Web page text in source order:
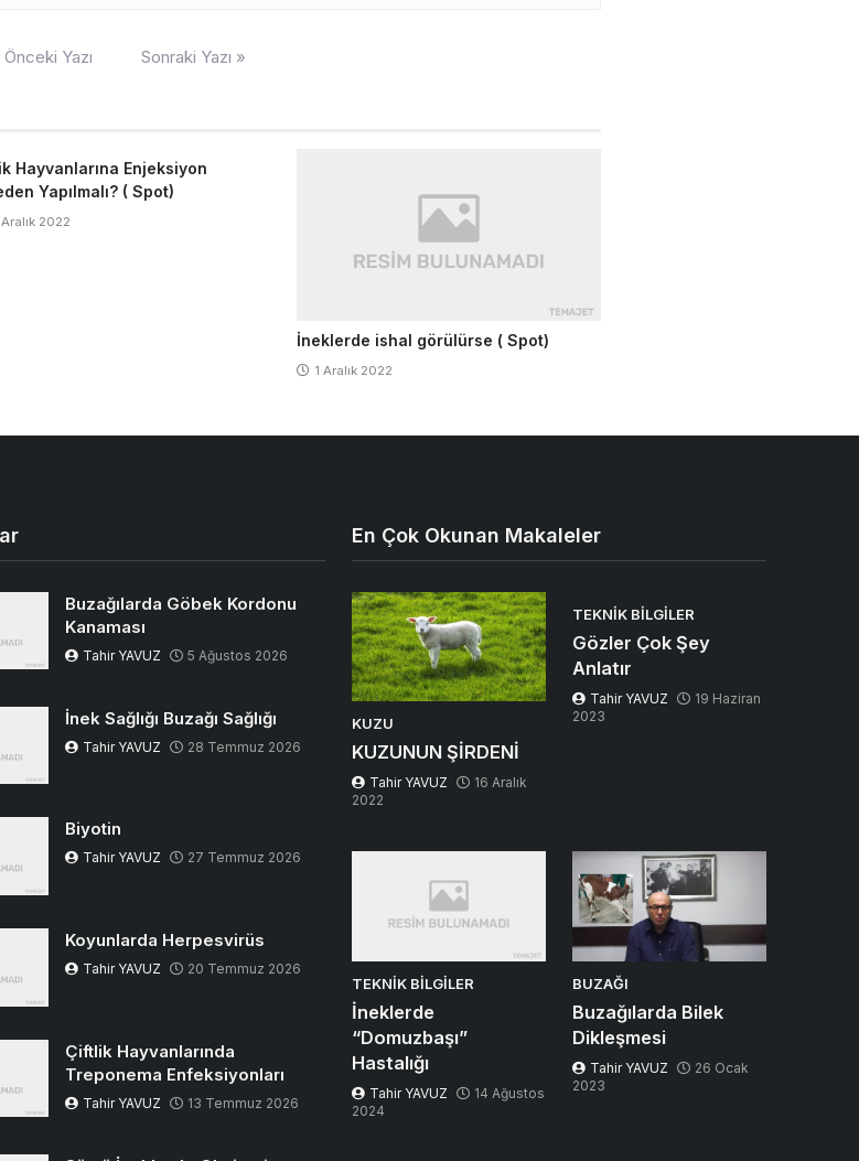
Önceki Yazı Sonraki Yazı »
Hayvanlarına Enjeksiyon
Yapılmalı? ( Spot)
2022
İneklerde ishal görülürse ( Spot)
1 Aralık 2022
Buzağılarda Göbek Kordonu
Kanaması
Tahir YAVUZ 5 Ağustos 2026
İnek Sağlığı Buzağı Sağlığı
Tahir YAVUZ 28 Temmuz 2026
Biyotin
Tahir YAVUZ 27 Temmuz 2026
Koyunlarda Herpesvirüs
Tahir YAVUZ 20 Temmuz 2026
Çiftlik Hayvanlarında
Treponema Enfeksiyonları
Tahir YAVUZ 13 Temmuz 2026
En Çok Okunan Makaleler
KUZU
KUZUNUN ŞİRDENİ
Tahir YAVUZ
16 Aralık
2022
TEKNIK BILGILER
Gözler Çok Şey
Anlatır
Tahir YAVUZ
19 Haziran
2023
TEKNIK BILGILER
İneklerde
“Domuzbaşı”
Hastalığı
Tahir YAVUZ
14 Ağustos
2024
BUZAĞI
Buzağılarda Bilek
Dikleşmesi
Tahir YAVUZ
26 Ocak
2023